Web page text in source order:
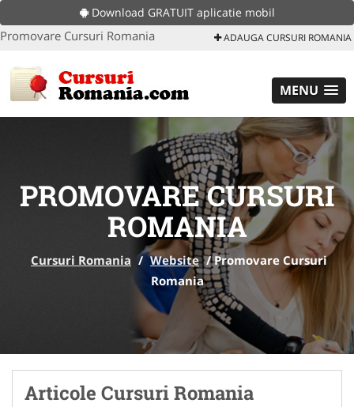
Download GRATUIT aplicatie mobil
Promovare Cursuri Romania ADAUGA CURSURI ROMANIA
MENU
PROMOVARE CURSURI
ROMANIA
Cursuri Romania / Website /Promovare Cursuri
Romania
Articole Cursuri Romania